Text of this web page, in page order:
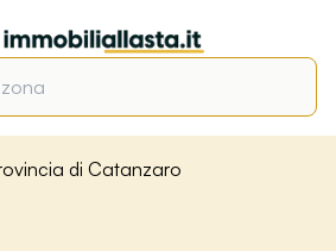
di Catanzaro